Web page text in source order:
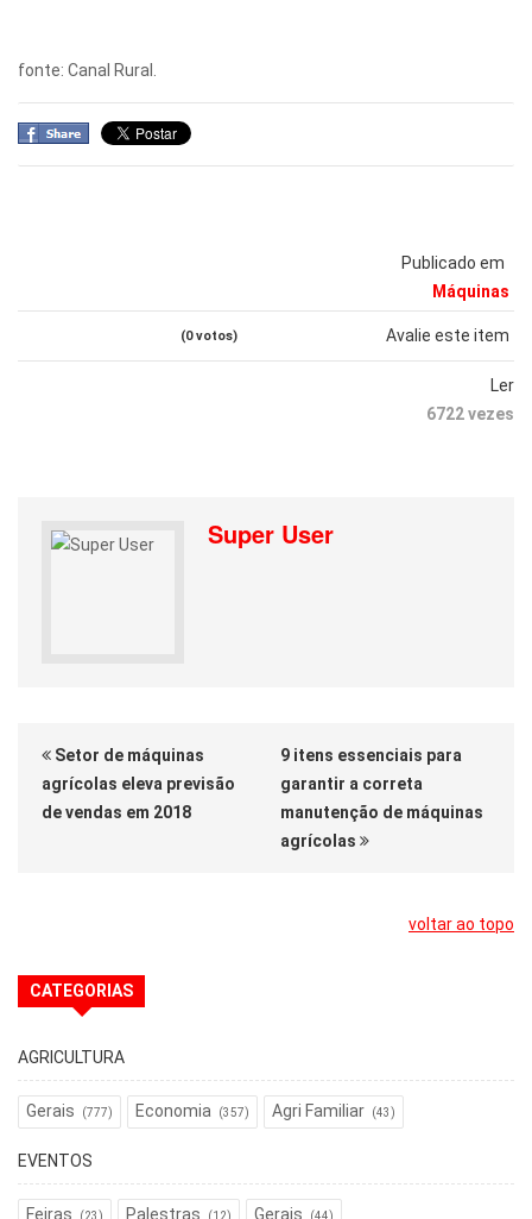
Publicado em
Máquinas
Avalie este item
(0 votos)
Ler
6722 vezes
fonte: Canal Rural.
Super User
Setor de máquinas
agrícolas eleva previsão
de vendas em 2018
9 itens essenciais para
garantir a correta
manutenção de máquinas
agrícolas
voltar ao topo
CATEGORIAS
AGRICULTURA
Gerais (777) Economia (357) Agri Familiar (43)
EVENTOS
Feiras (23) Palestras (12) Gerais (44)